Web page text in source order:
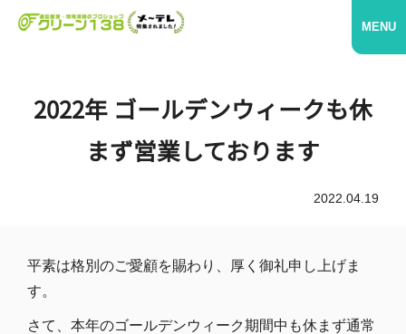
MENU
2022年 ゴールデンウィークも休
まず営業しております
2022.04.19
平素は格別のご愛顧を賜わり、厚く御礼申し上げま
す。
さて、本年のゴールデンウィーク期間中も休まず通常